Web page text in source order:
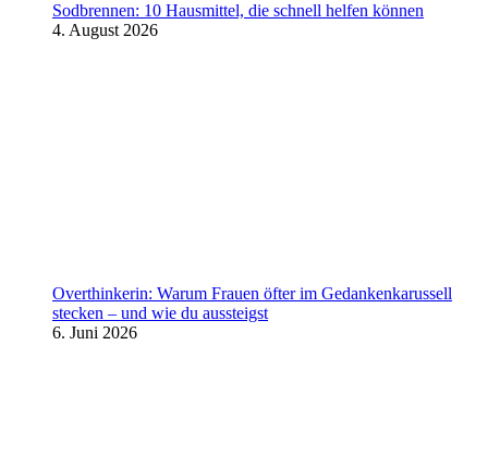
Sodbrennen: 10 Hausmittel, die schnell helfen können
4. August 2026
Overthinkerin: Warum Frauen öfter im Gedankenkarussell
stecken – und wie du aussteigst
6. Juni 2026